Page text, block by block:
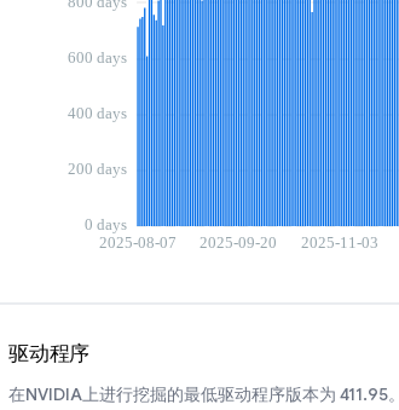
驱动程序
在NVIDIA上进行挖掘的最低驱动程序版本为 411.95。